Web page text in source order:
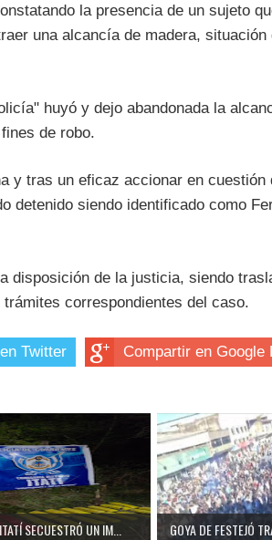
la presencia de un sujeto
una alcancía de madera, situación
huyó y dejo abandonada la
de robo.
y tras un eficaz accionar en cuestión
detenido siendo identificado como
disposición de la justicia, siendo
correspondientes del caso.
Twitter Compartir en Google
SECUESTRÓ UN IM... GOYA DE FESTEJÓ